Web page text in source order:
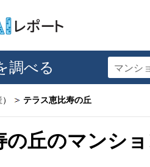
調べる マンシ
テラス恵比寿の丘
の丘のマンシ